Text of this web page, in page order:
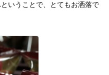
いうことで、とてもお洒落で